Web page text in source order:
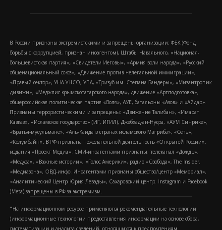
В России признаны экстремистскими и запрещены организации: ФБК (Фонд
борьбы с коррупцией, признан иноагентом), Штабы Навального, «Национал-
большевистская партия», «Свидетели Иеговы», «Армия воли народа», «Русский
общенациональный союз», «Движение против нелегальной иммиграции»,
«Правый сектор», УНА-УНСО, УПА, «Тризуб им. Степана Бандеры», «Мизантропик
дивижн», «Меджлис крымскотатарского народа», движение «Артподготовка»,
общероссийская политическая партия «Воля», АУЕ, батальоны «Азов» и «Айдар».
Признаны террористическими и запрещены: «Движение Талибан», «Имарат
Кавказ», «Исламское государство» (ИГ, ИГИЛ), Джебхад-ан-Нусра, «АУМ Синрике»,
«Братья-мусульмане», «Аль-Каида в странах исламского Магриба», «Сеть»,
«Колумбайн». В РФ признана нежелательной деятельность «Открытой России»,
издания «Проект Медиа». СМИ-иноагентами признаны: телеканал «Дождь»,
«Медуза», «Важные истории», «Голос Америки», радио «Свобода», The Insider,
«Медиазона», ОВД-инфо. Иноагентами признаны общество/центр «Мемориал»,
«Аналитический Центр Юрия Левады», Сахаровский центр. Instagram и Facebook
(Metа) запрещены в РФ за экстремизм.
"На информационном ресурсе применяются рекомендательные технологии
(информационные технологии предоставления информации на основе сбора,
систематизации и анализа сведений, относящихся к предпочтениям